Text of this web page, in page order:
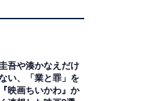
吾や湊かなえだけ
い、「業と罪」を
映画ちいかわ』か